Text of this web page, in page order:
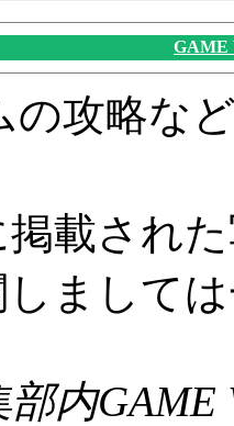
GAME
の攻略な
掲載され
まして
内GAME